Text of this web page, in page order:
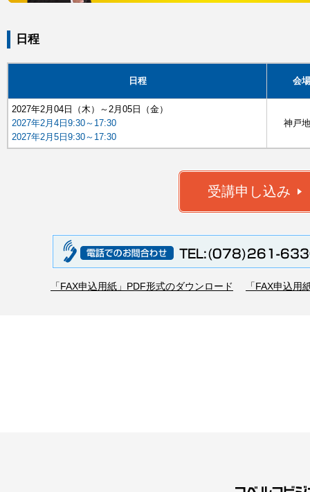
日程
日程 会場
2027年2月04日（木）～2月05日（金）
2027年2月4日9:30～17:30
2027年2月5日9:30～17:30
神戸
「FAX申込用紙」PDF形式のダウンロード 「FAX申込用